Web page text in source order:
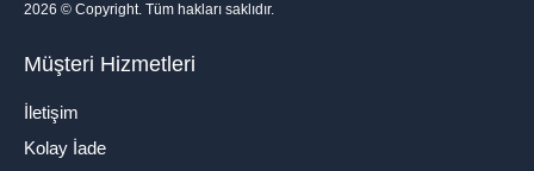
2026 © Copyright. Tüm hakları saklıdır.
Müşteri Hizmetleri
İletişim
Kolay İade